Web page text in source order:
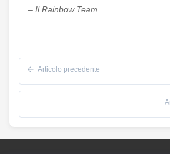
– Il Rainbow Team
Articolo precedente